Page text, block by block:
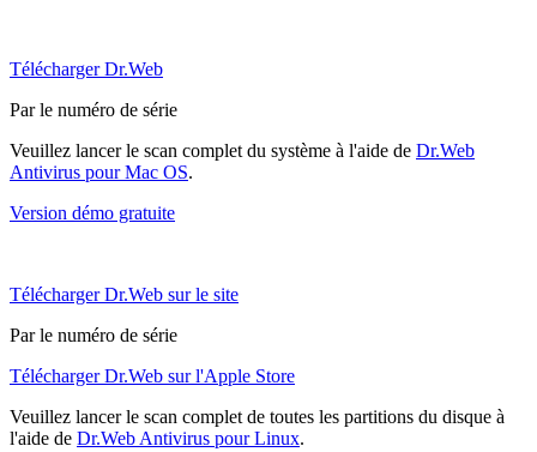
Télécharger Dr.Web
Par le numéro de série
Veuillez lancer le scan complet du système à l'aide de Dr.Web
Antivirus pour Mac OS.
Version démo gratuite
Télécharger Dr.Web sur le site
Par le numéro de série
Télécharger Dr.Web sur l'Apple Store
Veuillez lancer le scan complet de toutes les partitions du disque à
l'aide de Dr.Web Antivirus pour Linux.